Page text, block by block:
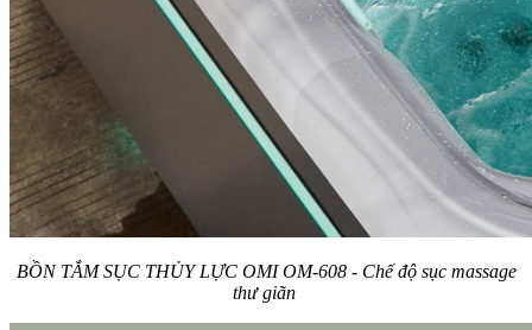
BỒN TẮM SỤC THỦY LỰC OMI OM-608 - Chế độ sục massage
thư giãn